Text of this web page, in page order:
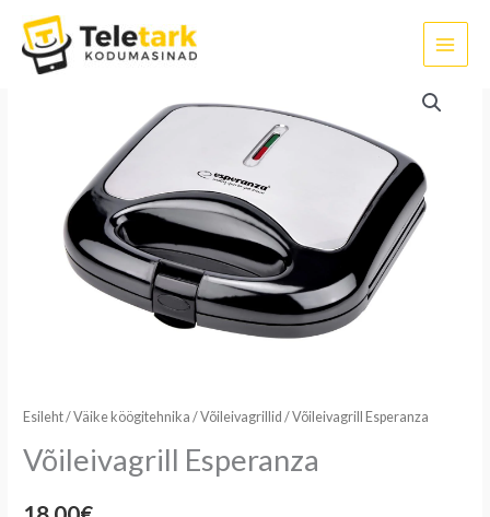
content
Esileht/Väike köögitehnika /Võileivagrillid / Võileivagrill Esperanza
Võileivagrill Esperanza
Võileivagrill